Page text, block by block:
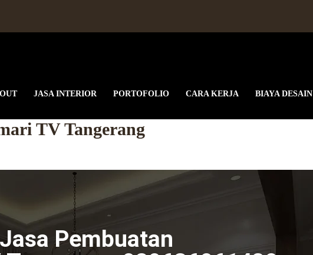
JASA INTERIOR PORTOFOLIO CARA KERJA BIAYA DESAIN
TV Tangerang
Jasa Pembuatan